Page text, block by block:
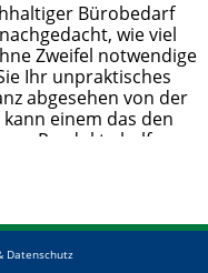
Bürobedarf
wie viel
Zweifel notwendige
Ihr unpraktisches
abgesehen von der
einem das den
Produkte helfen
Datenschutz